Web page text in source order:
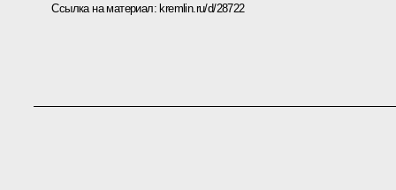
Ссылка на материал:kremlin.ru/d/28722